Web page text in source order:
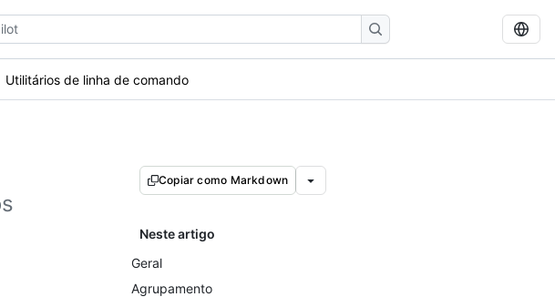
Utilitários de linha de comando
Copiar como Markdown
Neste artigo
Geral
Agrupamento